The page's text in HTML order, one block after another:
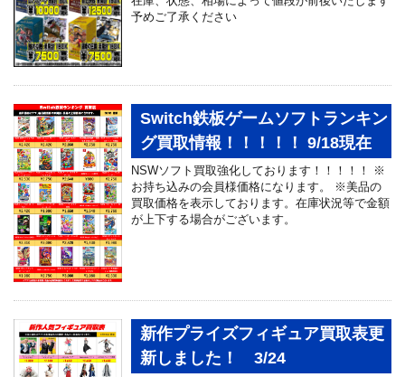
予めご了承ください
Switch鉄板ゲームソフトランキン
グ買取情報！！！！！ 9/18現在
NSWソフト買取強化しております！！！！！ ※
お持ち込みの会員様価格になります。 ※美品の
買取価格を表示しております。在庫状況等で金額
が上下する場合がございます。
新作プライズフィギュア買取表更
新しました！ 3/24